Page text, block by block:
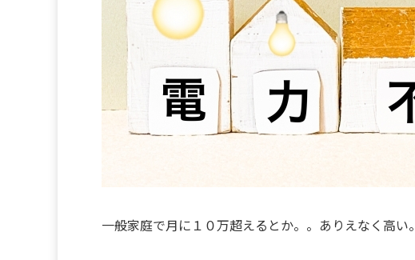
一般家庭で月に１０万超えるとか。。ありえなく高い。